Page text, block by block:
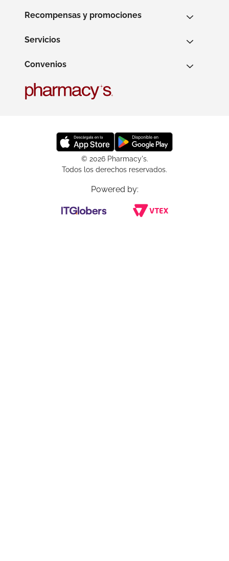
Recompensas y promociones
Servicios
Convenios
© 2026 Pharmacy's.
Todos los derechos reservados.
Powered by: